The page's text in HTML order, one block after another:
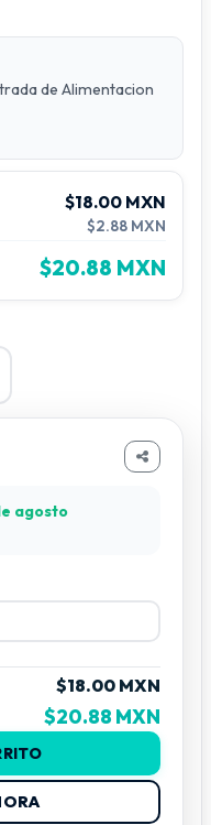
del
computadora (IEC
metálicos de
y electrónicos
de Alimentacion
$18.00 MXN
$2.88 MXN
$20.88 MXN
agosto
$18.00 MXN
$20.88 MXN